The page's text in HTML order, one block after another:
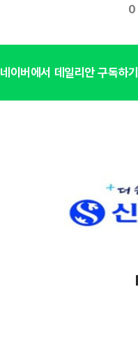
0
네이버에서 데일리안 구독하기